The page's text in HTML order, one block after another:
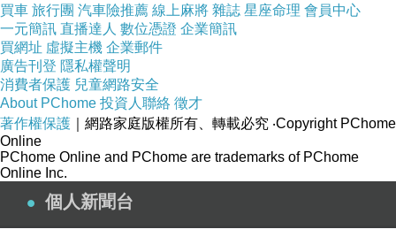
買車 旅行團 汽車險推薦 線上麻將 雜誌 星座命理 會員中心
一元簡訊 直播達人 數位憑證 企業簡訊
買網址 虛擬主機 企業郵件
廣告刊登 隱私權聲明
消費者保護 兒童網路安全
About PChome 投資人聯絡 徵才
著作權保護 ｜網路家庭版權所有、轉載必究 ‧Copyright PChome
Online
PChome Online and PChome are trademarks of PChome
Online Inc.
個人新聞台